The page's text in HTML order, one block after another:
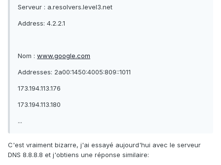
Serveur : a.resolvers.level3.net
Address: 4.2.2.1
Nom : www.google.com
Addresses: 2a00:1450:4005:809::1011
173.194.113.176
173.194.113.180
...
C'est vraiment bizarre, j'ai essayé aujourd'hui avec le serveur
DNS 8.8.8.8 et j'obtiens une réponse similaire: